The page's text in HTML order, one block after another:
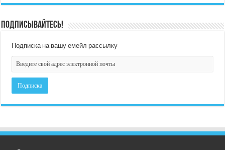
Подписывайтесь!
Подписка на вашу емейл рассылку